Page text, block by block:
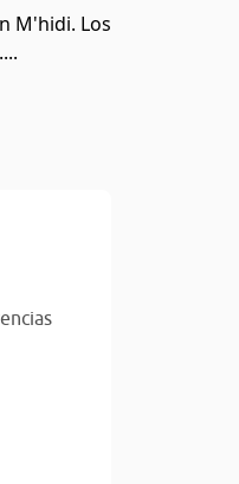
M'hidi. Los